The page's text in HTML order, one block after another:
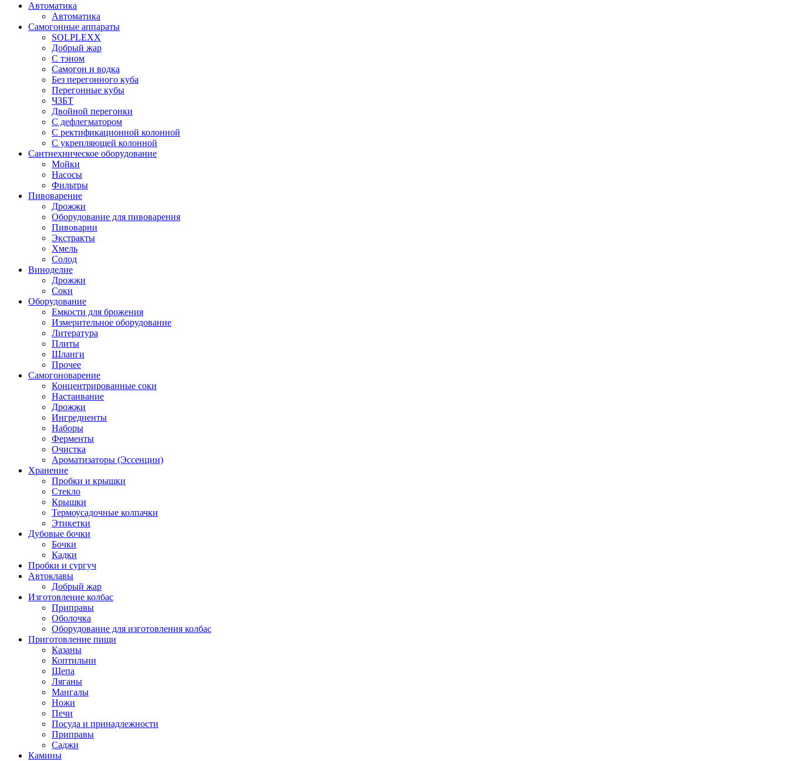
Автоматика
Автоматика
Самогонные аппараты
SOLPLEXX
Добрый жар
С тэном
Самогон и водка
Без перегонного куба
Перегонные кубы
ЧЗБТ
Двойной перегонки
С дефлегматором
С ректификационной колонной
С укрепляющей колонной
Сантнехническое оборудование
Мойки
Насосы
Фильтры
Пивоварение
Дрожжи
Оборудование для пивоварения
Пивоварни
Экстракты
Хмель
Солод
Виноделие
Дрожжи
Соки
Оборудование
Емкости для брожения
Измерительное оборудование
Литература
Плиты
Шланги
Прочее
Самогоноварение
Концентрированные соки
Настаивание
Дрожжи
Ингредиенты
Наборы
Ферменты
Очистка
Ароматизаторы (Эссенции)
Хранение
Пробки и крышки
Стекло
Крышки
Термоусадочные колпачки
Этикетки
Дубовые бочки
Бочки
Кадки
Пробки и сургуч
Автоклавы
Добрый жар
Изготовление колбас
Приправы
Оболочка
Оборудование для изготовления колбас
Приготовление пищи
Казаны
Коптильни
Щепа
Ляганы
Мангалы
Ножи
Печи
Посуда и принадлежности
Приправы
Саджи
Камины